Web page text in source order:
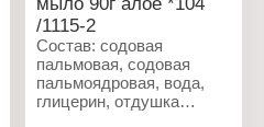
/1115-2
Состав: содовая
пальмовая, содовая
пальмоядровая, вода,
глицерин, отдушка